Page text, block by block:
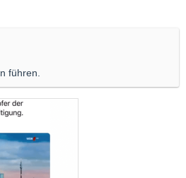
führen.